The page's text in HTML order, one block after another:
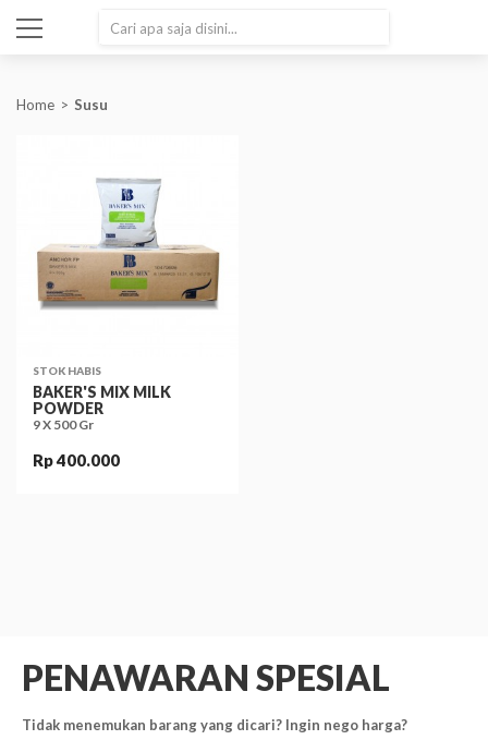
Home Susu
STOK HABIS
BAKER'S MIX MILK
POWDER
9 X 500 Gr
Rp 400.000
PENAWARAN SPESIAL
Tidak menemukan barang yang dicari? Ingin nego harga?